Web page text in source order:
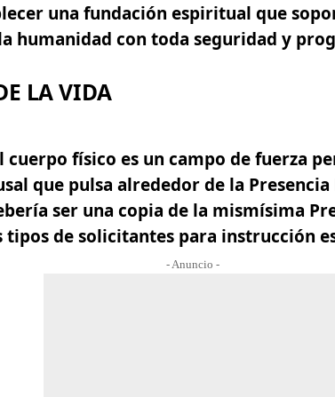
una fundación espiritual que
humanidad con toda seguridad y
LA VIDA
físico es un campo de fuerza
que pulsa alrededor de la
ser una copia de la mismísima
tipos de solicitantes para instrucción
- Anuncio -